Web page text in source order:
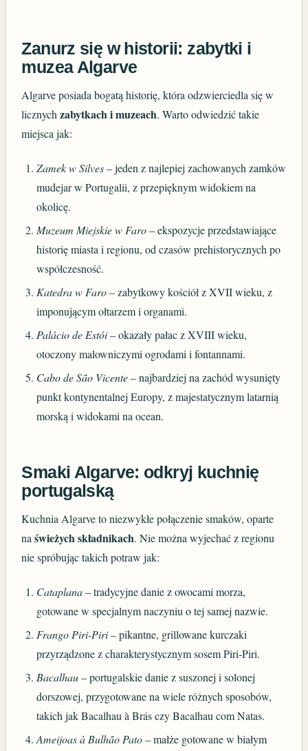
Zanurz się w historii: zabytki i
muzea Algarve
Algarve posiada bogatą historię, która odzwierciedla się w
licznychzabytkach i muzeach. Warto odwiedzić takie
miejsca jak:
Zamek w Silves– jeden z najlepiej zachowanych zamków
mudejar w Portugalii, z przepięknym widokiem na
okolicę.
Muzeum Miejskie w Faro– ekspozycje przedstawiające
historię miasta i regionu, od czasów prehistorycznych po
współczesność.
Katedra w Faro– zabytkowy kościół z XVII wieku, z
imponującym ołtarzem i organami.
Palácio de Estói– okazały pałac z XVIII wieku,
otoczony malowniczymi ogrodami i fontannami.
Cabo de São Vicente– najbardziej na zachód wysunięty
punkt kontynentalnej Europy, z majestatycznym latarnią
morską i widokami na ocean.
Smaki Algarve: odkryj kuchnię
portugalską
Kuchnia Algarve to niezwykłe połączenie smaków, oparte
naświeżych składnikach. Nie można wyjechać z regionu
nie spróbując takich potraw jak:
Cataplana– tradycyjne danie z owocami morza,
gotowane w specjalnym naczyniu o tej samej nazwie.
Frango Piri-Piri– pikantne, grillowane kurczaki
przyrządzone z charakterystycznym sosem Piri-Piri.
Bacalhau– portugalskie danie z suszonej i solonej
dorszowej, przygotowane na wiele różnych sposobów,
takich jak Bacalhau à Brás czy Bacalhau com Natas.
Ameijoas à Bulhão Pato– małże gotowane w białym